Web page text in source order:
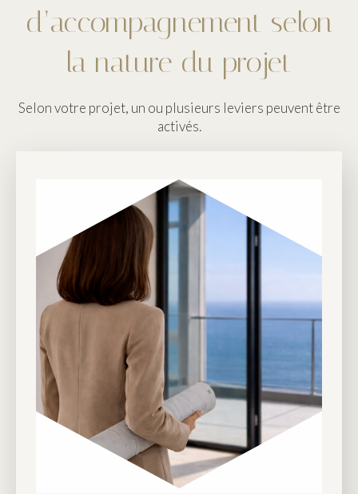
d’accompagnement selon
la nature du projet
Selon votre projet, un ou plusieurs leviers peuvent être
activés.